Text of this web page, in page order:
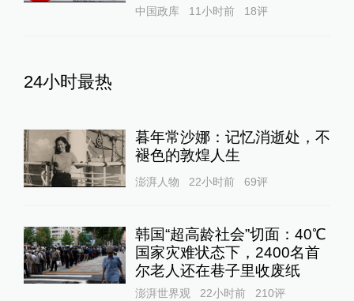
中国政库 11小时前 18评
24小时最热
暮年常沙娜：记忆消逝处，不
褪色的敦煌人生
澎湃人物 22小时前 69评
韩国“超高龄社会”切面：40℃
国家灾难状态下，2400名首
尔老人还在巷子里收废纸
澎湃世界观 22小时前 210评